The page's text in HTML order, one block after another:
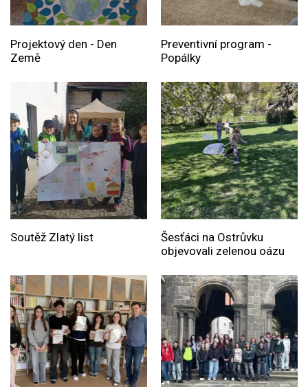
Projektový den - Den
Země
Preventivní program -
Popálky
Soutěž Zlatý list
Šesťáci na Ostrůvku
objevovali zelenou oázu